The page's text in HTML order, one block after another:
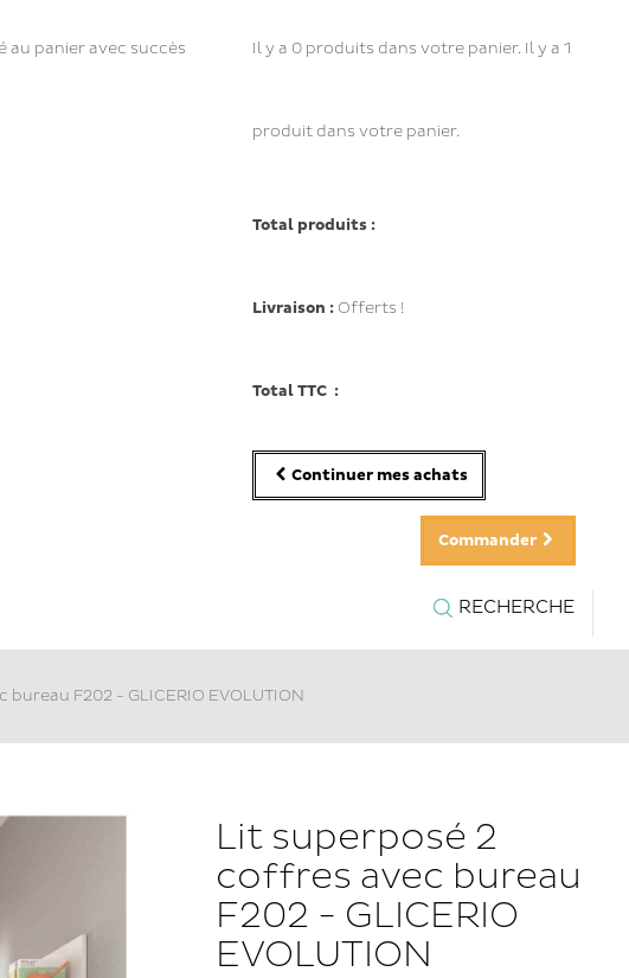
au panier avec succès Il y a 0produits dans votre panier. Il y a 1
produit dans votre panier.
Total produits :
Livraison : Offerts !
Total TTC :
Continuer mes achats
Commander
RECHERCHE
F202 - GLICERIO EVOLUTION
Lit superposé 2
coffres avec bureau
F202 - GLICERIO
EVOLUTION